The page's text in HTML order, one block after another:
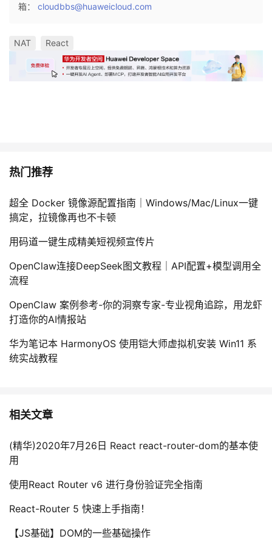
箱： cloudbbs@huaweicloud.com
NAT React
热门推荐
超全 Docker 镜像源配置指南｜Windows/Mac/Linux一键
搞定，拉镜像再也不卡顿
用码道一键生成精美短视频宣传片
OpenClaw连接DeepSeek图文教程｜API配置+模型调用全
流程
OpenClaw 案例参考-你的洞察专家-专业视角追踪，用龙虾
打造你的AI情报站
华为笔记本 HarmonyOS 使用铠大师虚拟机安装 Win11 系
统实战教程
相关文章
(精华)2020年7月26日 React react-router-dom的基本使
用
使用React Router v6 进行身份验证完全指南
React-Router 5 快速上手指南！
【JS基础】DOM的一些基础操作